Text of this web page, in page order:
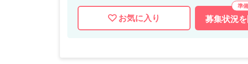
お気に入り 募集状況を